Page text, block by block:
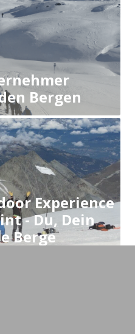
Bergen
Experience
- Du, Dein
Berge